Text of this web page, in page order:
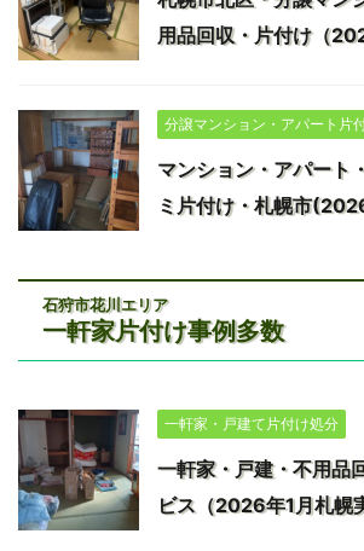
用品回収・片付け（
分譲マンション・アパート片
マンション・アパート
ミ片付け・札幌市
石狩市花川エリア
一軒家片付け事例多数
一軒家・戸建て片付け処分
一軒家・戸建・不用品
ビス（2026年1月札幌